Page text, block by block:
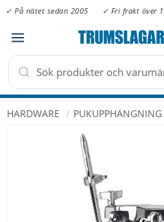
Meny
✓ På nätet sedan 2005 ✓ Fri frakt över
HARDWARE PUKUPPHÄNGNING